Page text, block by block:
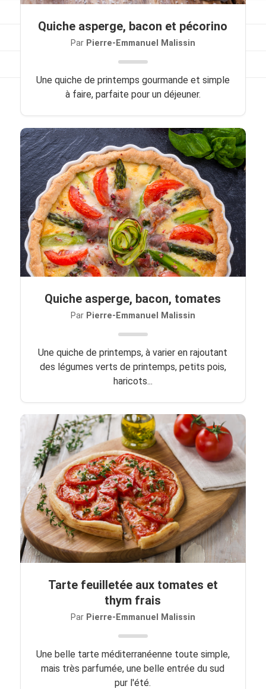
Contact
Mes livres
Politique de cookies (UE)
Quiche asperge, bacon et pécorino
Par Pierre-Emmanuel Malissin
Une quiche de printemps gourmande et simple
à faire, parfaite pour un déjeuner.
Quiche asperge, bacon, tomates
Par Pierre-Emmanuel Malissin
Une quiche de printemps, à varier en rajoutant
des légumes verts de printemps, petits pois,
haricots...
Tarte feuilletée aux tomates et
thym frais
Par Pierre-Emmanuel Malissin
Une belle tarte méditerranéenne toute simple,
mais très parfumée, une belle entrée du sud
pur l'été.